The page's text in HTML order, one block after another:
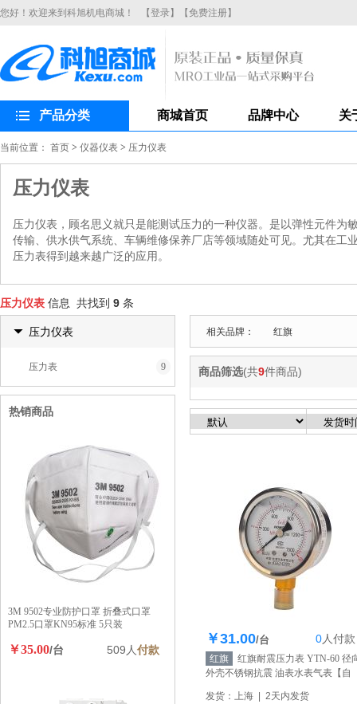
您好！欢迎来到科旭机电商城！ 【登录】 【免费注册】
产品分类 商城首页 品牌中心 关
当前位置： 首页 > 仪器仪表 > 压力仪表
压力仪表
压力仪表，顾名思义就只是能测试压力的一种仪器。是以弹性元件
传输、供水供气系统、车辆维修保养厂店等领域随处可见。尤其在
压力表得到越来越广泛的应用。
压力仪表 信息 共找到 9 条
相关品牌： 红旗
商品筛选(共9件商品)
库存748个
￥31.00/台 0人付款
红旗
红旗耐震压力表 YTN-60 径
外壳不锈钢抗震 油表水表气表 【自
发货：上海 | 2天内发货
压力仪表
压力表 9
热销商品
3M 9502专业防护口罩 折叠式口罩
PM2.5口罩KN95标准 5只装
￥35.00/台 509人付款